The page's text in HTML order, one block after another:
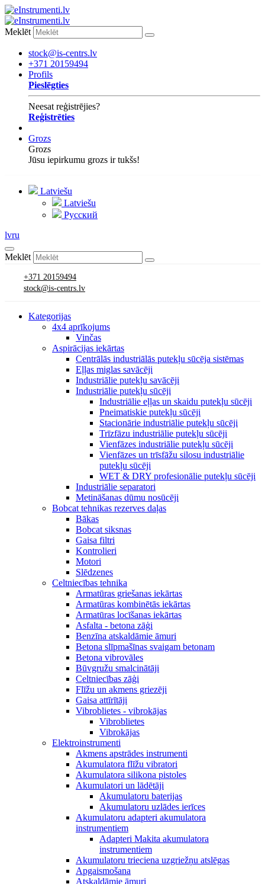
Meklēt
stock@is-centrs.lv
+371 20159494
Profils
Pieslēgties
Neesat reģistrējies?
Reģistrēties
Grozs
Grozs
Jūsu iepirkumu grozs ir tukšs!
Latviešu
Latviešu
Русский
lvru
Meklēt
+371 20159494
stock@is-centrs.lv
Kategorijas
4x4 aprīkojums
Vinčas
Aspirācijas iekārtas
Centrālās industriālās putekļu sūcēja sistēmas
Eļļas miglas savācēji
Industriālie putekļu savācēji
Industriālie putekļu sūcēji
Industriālie eļļas un skaidu putekļu sūcēji
Pneimatiskie putekļu sūcēji
Stacionārie industriālie putekļu sūcēji
Trīzfāzu industriālie putekļu sūcēji
Vienfāzes industriālie putekļu sūcēji
Vienfāzes un trīsfāžu silosu industriālie
putekļu sūcēji
WET & DRY profesionālie putekļu sūcēji
Industriālie separatori
Metināšanas dūmu nosūcēji
Bobcat tehnikas rezerves daļas
Bākas
Bobcat siksnas
Gaisa filtri
Kontrolieri
Motori
Slēdzenes
Celtniecības tehnika
Armatūras griešanas iekārtas
Armatūras kombinētās iekārtas
Armatūras locīšanas iekārtas
Asfalta - betona zāģi
Benzīna atskaldāmie āmuri
Betona slīpmašīnas svaigam betonam
Betona vibrovāles
Būvgružu smalcinātāji
Celtniecības zāģi
Flīžu un akmens griezēji
Gaisa attīrītāji
Vibroblietes - vibrokājas
Vibroblietes
Vibrokājas
Elektroinstrumenti
Akmens apstrādes instrumenti
Akumulatora flīžu vibratori
Akumulatora silikona pistoles
Akumulatori un lādētāji
Akumulatoru baterijas
Akumulatoru uzlādes ierīces
Akumulatoru adapteri akumulatora
instrumentiem
Adapteri Makita akumulatora
instrumentiem
Akumulatoru trieciena uzgriežņu atslēgas
Apgaismošana
Atskaldāmie āmuri